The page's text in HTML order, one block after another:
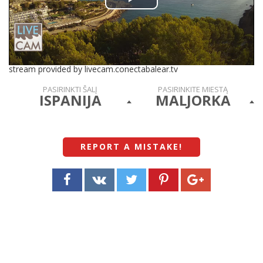
Play
Video
stream provided by livecam.conectabalear.tv
PASIRINKTI ŠALĮ
ISPANIJA
PASIRINKITE MIESTĄ
MALJORKA
REPORT A MISTAKE !